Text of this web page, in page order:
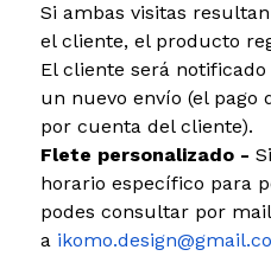
Si ambas visitas
el cliente, el producto
El cliente será
un nuevo envío (el pago
por cuenta del cliente).
Flete personalizado -
horario específico para
podes consultar por mail
a